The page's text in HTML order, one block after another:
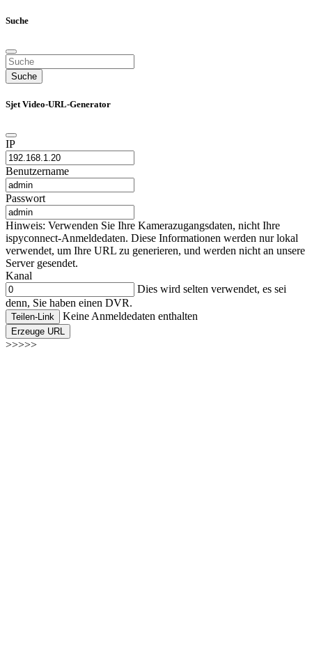
Suche
Suche
Sjet Video-URL-Generator
IP
Benutzername
Passwort
Hinweis: Verwenden Sie Ihre Kamerazugangsdaten, nicht Ihre
ispyconnect-Anmeldedaten. Diese Informationen werden nur lokal
verwendet, um Ihre URL zu generieren, und werden nicht an unsere
Server gesendet.
Kanal
Dies wird selten verwendet, es sei
denn, Sie haben einen DVR.
Teilen-Link Keine Anmeldedaten enthalten
Erzeuge URL
>>>>>